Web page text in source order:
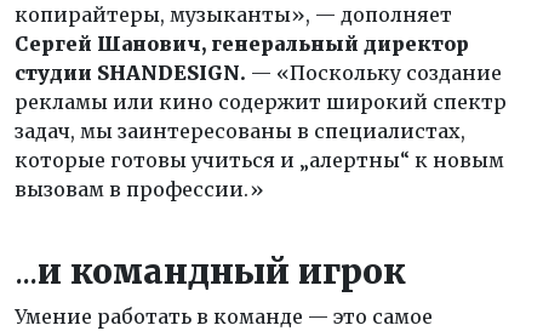
копирайтеры, музыканты», — дополняет
Сергей Шанович, генеральный директор
студии SHANDESIGN. — «Поскольку создание
рекламы или кино содержит широкий спектр
задач, мы заинтересованы в специалистах,
которые готовы учиться и „алертны“ к новым
вызовам в профессии.»
...и командный игрок
Умение работать в команде — это самое